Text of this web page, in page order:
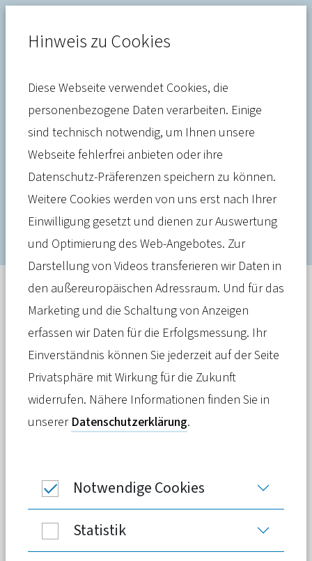
Krankenversicherung
Diskussion über GKV-Beiträge:
Wie teuer wird es für die
Versicherten?
Meldung 23. April 2025
Bis eine von der neuen Koalition
geplante Kommission Vorschläge zur
Stabilisierung der Gesetzlichen
Krankenversicherung vorlegt, wird es
noch dauern. Für die Zwischenzeit
Berechnungen zeigen, welche Kosten
auf die Beitragszahler zukommen
könnten.
Hinweis zu Cookies
Diese Webseite verwendet Cookies, die
personenbezogene Daten verarbeiten. Einige
sind technisch notwendig, um Ihnen unsere
Webseite fehlerfrei anbieten oder ihre
Datenschutz-Präferenzen speichern zu können.
Weitere Cookies werden von uns erst nach Ihrer
Einwilligung gesetzt und dienen zur Auswertung
und Optimierung des Web-Angebotes. Zur
Darstellung von Videos transferieren wir Daten in
den außereuropäischen Adressraum. Und für das
Marketing und die Schaltung von Anzeigen
erfassen wir Daten für die Erfolgsmessung. Ihr
Einverständnis können Sie jederzeit auf der Seite
Privatsphäre mit Wirkung für die Zukunft
widerrufen. Nähere Informationen finden Sie in
unserer Datenschutzerklärung.
Notwendige Cookies
Statistik